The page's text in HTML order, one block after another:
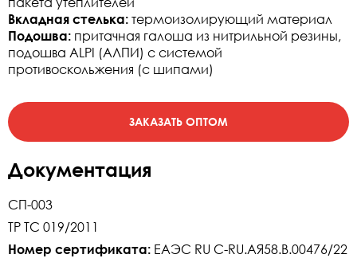
Вкладная стелька: термоизолирующий материал
Подошва: притачная галоша из нитрильной резины,
подошва ALPI (АЛПИ) с системой
противоскольжения (с шипами)
Документация
СП-003
ТР ТС 019/2011
Номер сертификата: ЕАЭС RU C-RU.АЯ58.В.00476/22